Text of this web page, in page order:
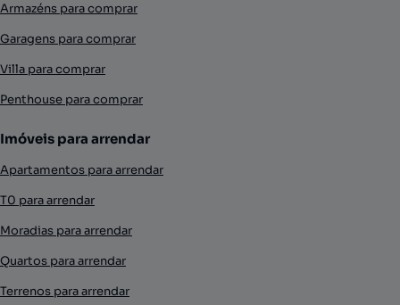
Armazéns para comprar
Garagens para comprar
Villa para comprar
Penthouse para comprar
Imóveis para arrendar
Apartamentos para arrendar
T0 para arrendar
Moradias para arrendar
Quartos para arrendar
Terrenos para arrendar